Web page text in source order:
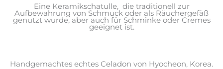
Eine Keramikschatulle, die traditionell zur
Aufbewahrung von Schmuck oder als Räuchergefäß
genutzt wurde, aber auch für Schminke oder Cremes
geeignet ist.
Handgemachtes echtes Celadon von Hyocheon, Korea.